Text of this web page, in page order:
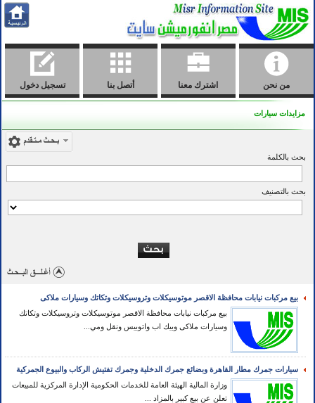
من نحن اشترك معنا أتصل بنا تسجيل دخول
مزايدات سيارات
بحث بالكلمة
بحث بالتصنيف
بيع مركبات نيابات محافظة الاقصر موتوسيكلات وتروسيكلات وتكاتك وسيارات ملاكى
بيع مركبات نيابات محافظة الاقصر موتوسيكلات وتروسيكلات وتكاتك
وسيارات ملاكى وبيك اب واتوبيس ونقل ومي...
سيارات جمرك مطار القاهرة وبضائع جمرك الدخلية وجمرك تفتيش الركاب والبيوع الجمركية
وزارة المالية الهيئة العامة للخدمات الحكومية الإدارة المركزية للمبيعات
تعلن عن بيع كبير بالمزاد ...